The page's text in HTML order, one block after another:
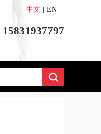
15831937797
中文 EN